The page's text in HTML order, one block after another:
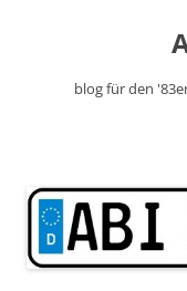
blog für den